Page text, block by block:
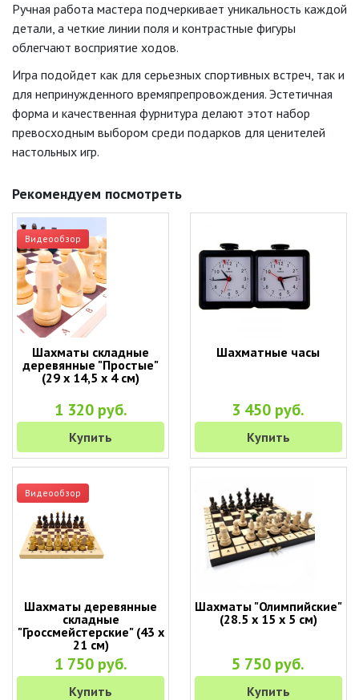
Ручная работа мастера подчеркивает уникальность каждой
детали, а четкие линии поля и контрастные фигуры
облегчают восприятие ходов.
Игра подойдет как для серьезных спортивных встреч, так и
для непринужденного времяпрепровождения. Эстетичная
форма и качественная фурнитура делают этот набор
превосходным выбором среди подарков для ценителей
настольных игр.
Рекомендуем посмотреть
Видеообзор
Шахматы складные
деревянные "Простые"
(29 х 14,5 х 4 см)
1 320 руб.
Купить
Шахматные часы
3 450 руб.
Купить
Видеообзор
Шахматы деревянные
складные
"Гроссмейстерские" (43 х
21 см)
1 750 руб.
Купить
Шахматы "Олимпийские"
(28.5 х 15 х 5 см)
5 750 руб.
Купить